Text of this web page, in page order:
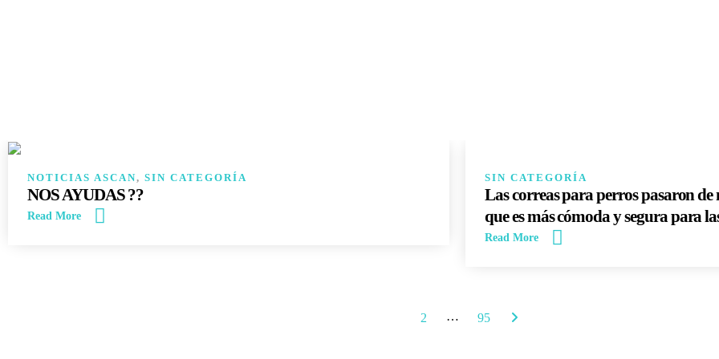
NOTICIAS ASCAN, SIN CATEGORÍA
NOS AYUDAS ??
Read More
SIN CATEGORÍA
Las correas para perros pasaron
que es más cómoda y segura para
Read More
2 … 95